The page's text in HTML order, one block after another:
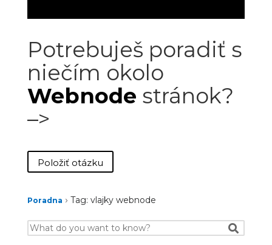
Potrebuješ poradiť s
niečím okolo
Webnode stránok?
–>
Položiť otázku
Poradna › Tag: vlajky webnode